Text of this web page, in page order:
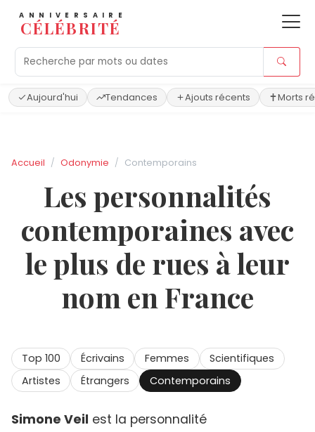
ANNIVERSAIRE
CÉLÉBRITÉ
Aujourd'hui Tendances Ajouts récents Morts
Accueil Odonymie Contemporains
Les personnalités
contemporaines avec
le plus de rues à leur
nom en France
Top 100 Écrivains Femmes
Scientifiques
Artistes
Étrangers Contemporains
Simone Veil est la personnalité